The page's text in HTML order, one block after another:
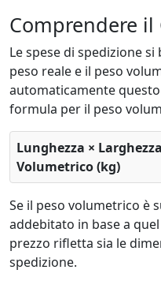
Comprendere il
Le spese di spedizione
peso reale e il peso
automaticamente
formula per il peso
Lunghezza ×
Volumetrico (kg)
Se il peso volumetrico è
addebitato in base a
prezzo rifletta sia le
spedizione.